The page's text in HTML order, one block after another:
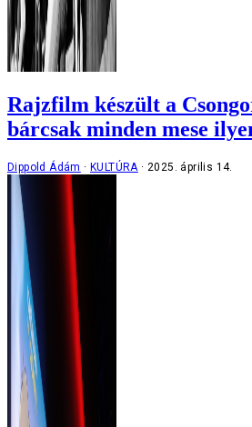
Rajzfilm készült a
bárcsak minden mese
Dippold Ádám KULTÚRA 2025. április 14.